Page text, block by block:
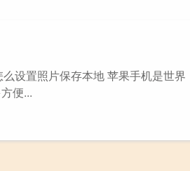
设置照片保存本地 苹果手机是世界
便...